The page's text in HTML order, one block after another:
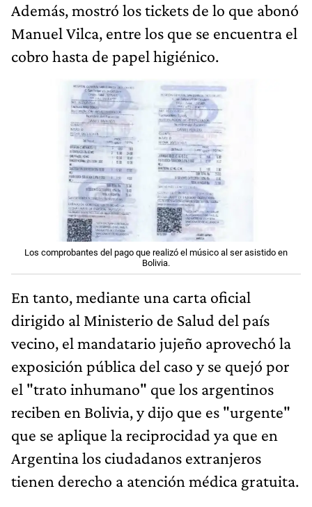
Además, mostró los tickets de lo que abonó
Manuel Vilca, entre los que se encuentra el
cobro hasta de papel higiénico.
Los comprobantes del pago que realizó el músico al ser asistido en
Bolivia.
En tanto, mediante una carta oficial
dirigido al Ministerio de Salud del país
vecino, el mandatario jujeño aprovechó la
exposición pública del caso y se quejó por
el "trato inhumano" que los argentinos
reciben en Bolivia, y dijo que es "urgente"
que se aplique la reciprocidad ya que en
Argentina los ciudadanos extranjeros
tienen derecho a atención médica gratuita.